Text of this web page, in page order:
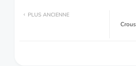
PLUS ANCIENNE